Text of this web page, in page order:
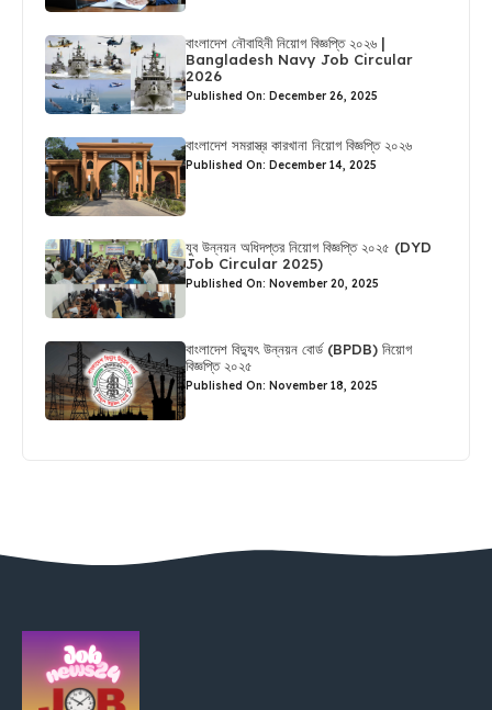
বাংলাদেশ নৌবাহিনী নিয়োগ বিজ্ঞপ্তি ২০২৬ |
Bangladesh Navy Job Circular
2026
Published On: December 26, 2025
বাংলাদেশ সমরাস্ত্র কারখানা নিয়োগ বিজ্ঞপ্তি ২০২৬
Published On: December 14, 2025
যুব উন্নয়ন অধিদপ্তর নিয়োগ বিজ্ঞপ্তি ২০২৫ (DYD
Job Circular 2025)
Published On: November 20, 2025
বাংলাদেশ বিদ্যুৎ উন্নয়ন বোর্ড (BPDB) নিয়োগ
বিজ্ঞপ্তি ২০২৫
Published On: November 18, 2025